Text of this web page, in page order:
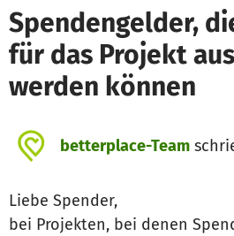
Spendengelder,
für das Projekt
werden können
betterplace-Team
Liebe Spender,
bei Projekten, bei denen